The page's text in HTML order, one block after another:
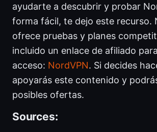
ayudarte a descubrir y probar
forma fácil, te dejo este recurso.
ofrece pruebas y planes
incluido un enlace de afiliado
acceso: NordVPN. Si decides
apoyarás este contenido y
posibles ofertas.
Sources: